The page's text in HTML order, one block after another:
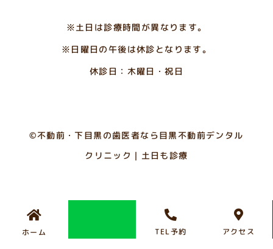
※土日は診療時間が異なります。
※日曜日の午後は休診となります。
休診日：木曜日・祝日
©︎不動前・下目黒の歯医者なら目黒不動前デンタル
クリニック｜土日も診療
ホーム TEL予約 アクセス